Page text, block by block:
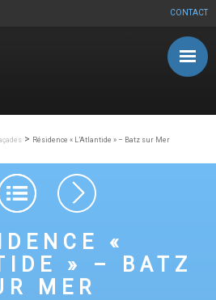
CONTACT
> Résidence « L’Atlantide » – Batz sur Mer
articles
«
» – BATZ
MER